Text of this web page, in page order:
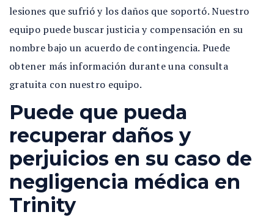
lesiones que sufrió y los daños que soportó. Nuestro
equipo puede buscar justicia y compensación en su
nombre bajo un acuerdo de contingencia. Puede
obtener más información durante una consulta
gratuita con nuestro equipo.
Puede que pueda
recuperar daños y
perjuicios en su caso de
negligencia médica en
Trinity